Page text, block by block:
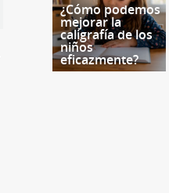
¿Cómo podemos
mejorar la
caligrafía de los
niños
eficazmente?